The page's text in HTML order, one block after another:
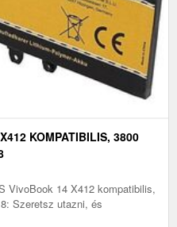
KOMPATIBILIS, 3800
VivoBook 14 X412 kompatibilis,
Szeretsz utazni, és